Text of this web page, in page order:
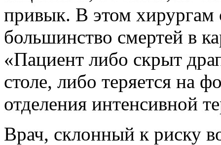
привык. В этом хирургам
большинство смертей в
«Пациент либо скрыт
столе, либо теряется на
отделения интенсивной
Врач, склонный к риску